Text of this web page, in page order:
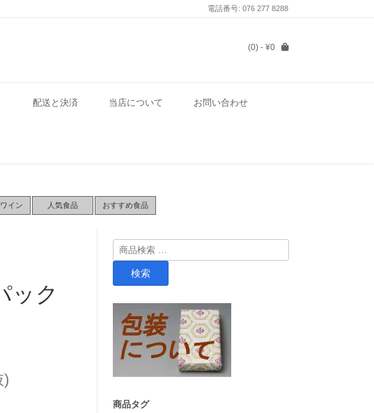
電話番号: 076 277 8288
(0) - ¥0
配送と決済 当店について お問い合わせ
イン 人気食品 おすすめ食品
ック
検
索
検索
商品タグ